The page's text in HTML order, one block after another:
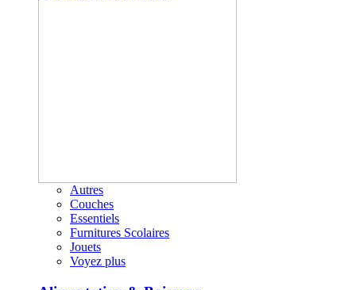
Autres
Couches
Essentiels
Furnitures Scolaires
Jouets
Voyez plus